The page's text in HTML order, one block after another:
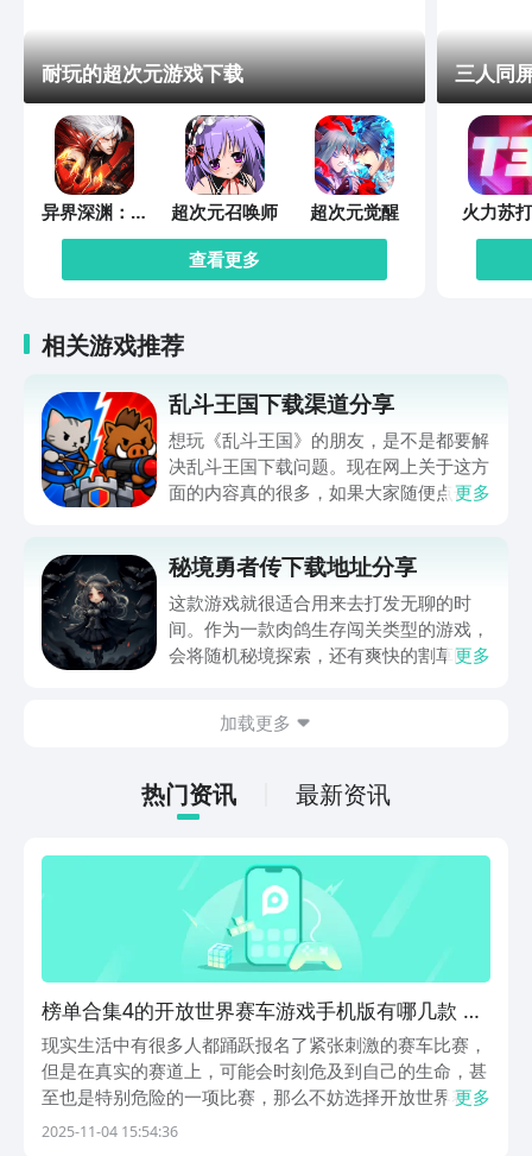
耐玩的超次元游戏下载
异界深渊：觉
醒
超次元召唤师
超次元觉醒
查看更多
三人同
火力苏
相关游戏推荐
乱斗王国下载渠道分享
想玩《乱斗王国》的朋友，是不是都要解
决乱斗王国下载问题。现在网上关于这方
面的内容真的很多，如果大家随便点击陌
app进行下载会更加方便，九游是手游福
利最多的游戏平台，在这里不仅能够看到
游戏资源，还能及时查看后续的消息、活
动内容等相关信息。
更多
秘境勇者传下载地址分享
这款游戏就很适合用来去打发无聊的时
间。作为一款肉鸽生存闯关类型的游戏，
会将随机秘境探索，还有爽快的割草闯关
接就可以下载。游戏的上手门槛还是比较
打发无聊的时间，可玩性真的比较高。
更多
加载更多
热门资讯 最新资讯
榜单合集4的开放世界赛车游戏手机版有哪几款 受
欢迎的赛车手游before_22025
现实生活中有很多人都踊跃报名了紧张刺激的赛车比赛，
但是在真实的赛道上，可能会时刻危及到自己的生命，甚
至也是特别危险的一项比赛，那么不妨选择开放世界赛车
手游。在世界各地著名的赛道上，展现卓越的赛车技术，
更多
2025-11-04 15:54:36